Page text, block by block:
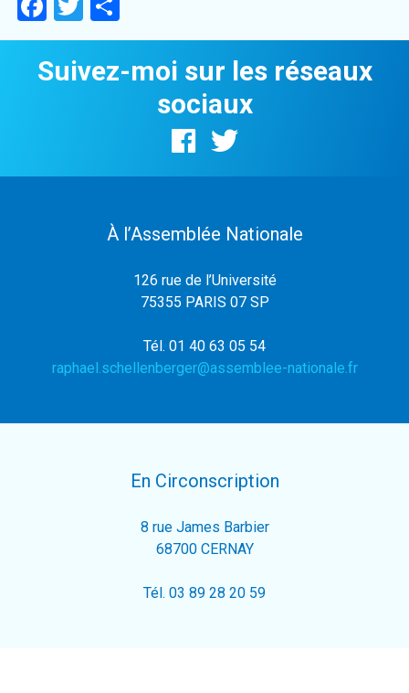
Suivez-moi sur les réseaux
sociaux
À l’Assemblée Nationale
126 rue de l’Université
75355 PARIS 07 SP
Tél. 01 40 63 05 54
raphael.schellenberger@assemblee-nationale.fr
En Circonscription
8 rue James Barbier
68700 CERNAY
Tél. 03 89 28 20 59